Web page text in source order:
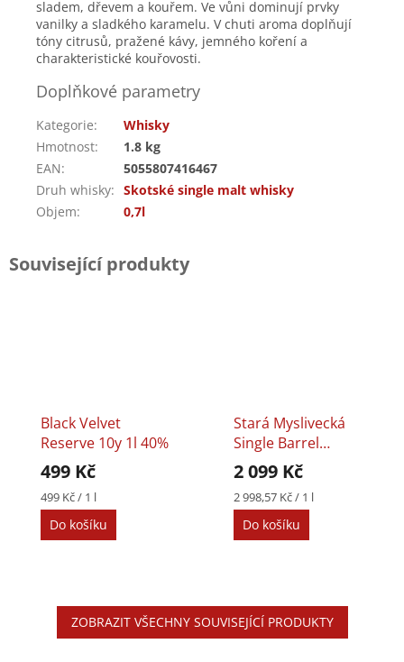
sladem, dřevem a kouřem. Ve vůni dominují prvky
vanilky a sladkého karamelu. V chuti aroma doplňují
tóny citrusů, pražené kávy, jemného koření a
charakteristické kouřovosti.
Doplňkové parametry
Kategorie:
Whisky
Hmotnost:
1.8 kg
EAN:
5055807416467
Druh whisky: Skotské single malt whisky
Objem: 0,7l
Související produkty
Black Velvet
Reserve 10y 1l 40%
499 Kč
Měrná
cena:
499 Kč / 1 l
Do košíku
Stará Myslivecká
Single Barrel
Bourbon 8y 0,7l
40%
2 099 Kč
Měrná
cena:
2 998,57 Kč / 1 l
Do košíku
ZOBRAZIT VŠECHNY SOUVISEJÍCÍ PRODUKTY